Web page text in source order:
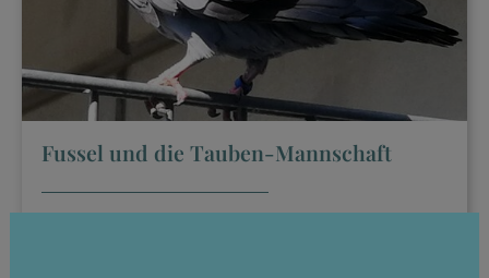
Fussel und die Tauben-Mannschaft